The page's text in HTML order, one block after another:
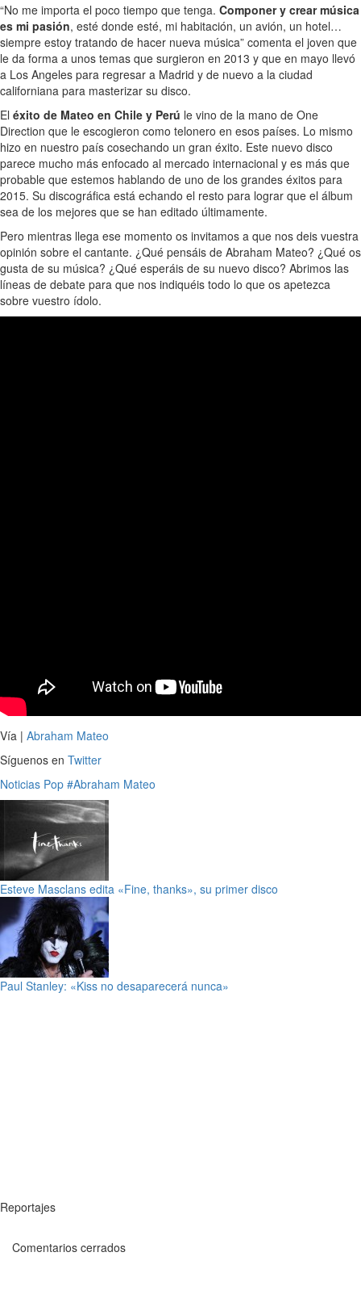
“No me importa el poco tiempo que tenga. Componer y crear música
es mi pasión, esté donde esté, mi habitación, un avión, un hotel…
siempre estoy tratando de hacer nueva música” comenta el joven que
le da forma a unos temas que surgieron en 2013 y que en mayo llevó
a Los Angeles para regresar a Madrid y de nuevo a la ciudad
californiana para masterizar su disco.
El éxito de Mateo en Chile y Perú le vino de la mano de One
Direction que le escogieron como telonero en esos países. Lo mismo
hizo en nuestro país cosechando un gran éxito. Este nuevo disco
parece mucho más enfocado al mercado internacional y es más que
probable que estemos hablando de uno de los grandes éxitos para
2015. Su discográfica está echando el resto para lograr que el álbum
sea de los mejores que se han editado últimamente.
Pero mientras llega ese momento os invitamos a que nos deis vuestra
opinión sobre el cantante. ¿Qué pensáis de Abraham Mateo? ¿Qué os
gusta de su música? ¿Qué esperáis de su nuevo disco? Abrimos las
líneas de debate para que nos indiquéis todo lo que os apetezca
sobre vuestro ídolo.
Vía | Abraham Mateo
Síguenos en Twitter
Noticias Pop #Abraham Mateo
Esteve Masclans edita «Fine, thanks», su primer disco
Paul Stanley: «Kiss no desaparecerá nunca»
Reportajes
Comentarios cerrados